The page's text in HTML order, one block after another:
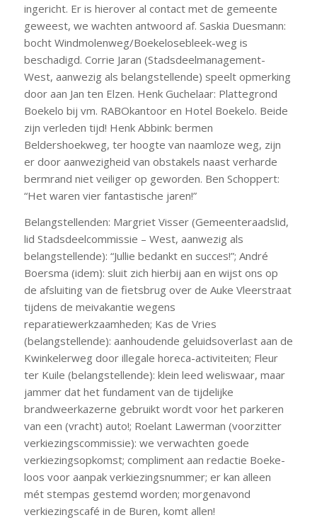
ingericht. Er is hierover al contact met de gemeente
geweest, we wachten antwoord af. Saskia Duesmann:
bocht Windmolenweg/Boekelosebleek-weg is
beschadigd. Corrie Jaran (Stadsdeelmanagement-
West, aanwezig als belangstellende) speelt opmerking
door aan Jan ten Elzen. Henk Guchelaar: Plattegrond
Boekelo bij vm. RABOkantoor en Hotel Boekelo. Beide
zijn verleden tijd! Henk Abbink: bermen
Beldershoekweg, ter hoogte van naamloze weg, zijn
er door aanwezigheid van obstakels naast verharde
bermrand niet veiliger op geworden. Ben Schoppert:
“Het waren vier fantastische jaren!”
Belangstellenden: Margriet Visser (Gemeenteraadslid,
lid Stadsdeelcommissie – West, aanwezig als
belangstellende): “Jullie bedankt en succes!”; André
Boersma (idem): sluit zich hierbij aan en wijst ons op
de afsluiting van de fietsbrug over de Auke Vleerstraat
tijdens de meivakantie wegens
reparatiewerkzaamheden; Kas de Vries
(belangstellende): aanhoudende geluidsoverlast aan de
Kwinkelerweg door illegale horeca-activiteiten; Fleur
ter Kuile (belangstellende): klein leed weliswaar, maar
jammer dat het fundament van de tijdelijke
brandweerkazerne gebruikt wordt voor het parkeren
van een (vracht) auto!; Roelant Lawerman (voorzitter
verkiezingscommissie): we verwachten goede
verkiezingsopkomst; compliment aan redactie Boeke-
loos voor aanpak verkiezingsnummer; er kan alleen
mét stempas gestemd worden; morgenavond
verkiezingscafé in de Buren, komt allen!